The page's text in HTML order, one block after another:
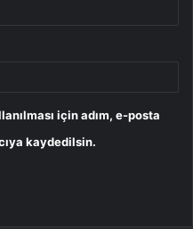
için adım, e-posta
kaydedilsin.